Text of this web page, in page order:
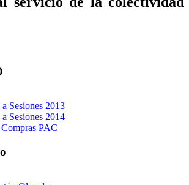
Sesiones 2013
Sesiones 2014
PAC